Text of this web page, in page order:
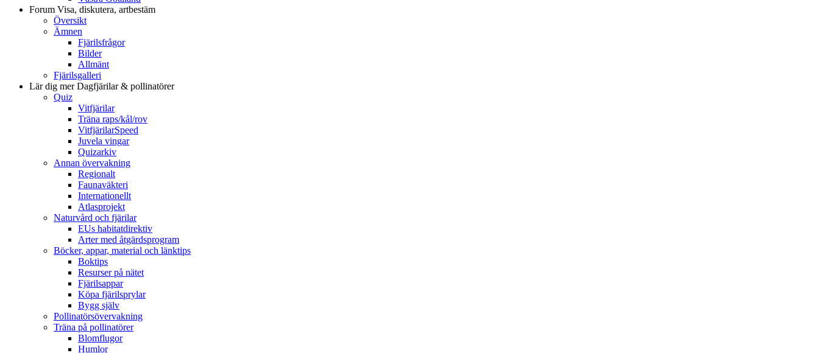
Forum Visa, diskutera, artbestäm
Översikt
Ämnen
Fjärilsfrågor
Bilder
Allmänt
Fjärilsgalleri
Lär dig merDagfjärilar & pollinatörer
Quiz
Vitfjärilar
Träna raps/kål/rov
VitfjärilarSpeed
Juvela vingar
Quizarkiv
Annan övervakning
Regionalt
Faunaväkteri
Internationellt
Atlasprojekt
Naturvård och fjärilar
EUs habitatdirektiv
Arter med åtgärdsprogram
Böcker, appar, material och länktips
Boktips
Resurser på nätet
Fjärilsappar
Köpa fjärilsprylar
Bygg själv
Pollinatörsövervakning
Träna på pollinatörer
Blomflugor
Humlor